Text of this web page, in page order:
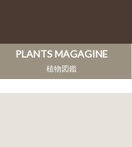
PLANTS MAGAGINE
植物図鑑